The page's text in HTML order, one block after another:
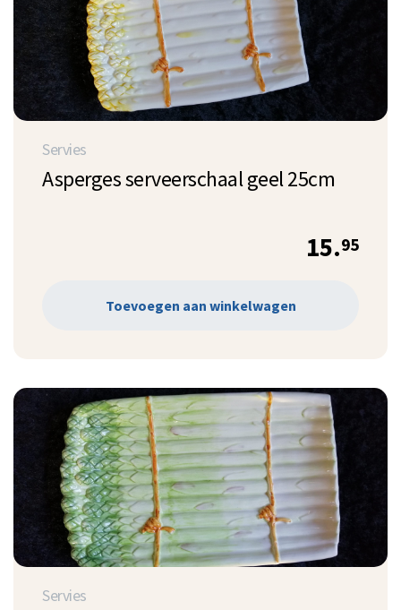
Servies
Asperges serveerschaal geel 25cm
15.95
Toevoegen aan winkelwagen
Servies